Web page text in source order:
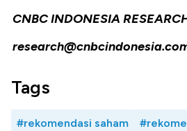
CNBC INDONESIA
Tags
#rekomendasi saham